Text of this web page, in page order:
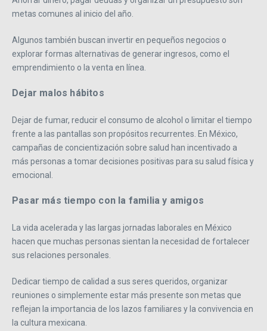
metas comunes al inicio del año.
Algunos también buscan invertir en pequeños negocios o
explorar formas alternativas de generar ingresos, como el
emprendimiento o la venta en línea.
Dejar malos hábitos
Dejar de fumar, reducir el consumo de alcohol o limitar el tiempo
frente a las pantallas son propósitos recurrentes. En México,
campañas de concientización sobre salud han incentivado a
más personas a tomar decisiones positivas para su salud física y
emocional.
Pasar más tiempo con la familia y amigos
La vida acelerada y las largas jornadas laborales en México
hacen que muchas personas sientan la necesidad de fortalecer
sus relaciones personales.
Dedicar tiempo de calidad a sus seres queridos, organizar
reuniones o simplemente estar más presente son metas que
reflejan la importancia de los lazos familiares y la convivencia en
la cultura mexicana.